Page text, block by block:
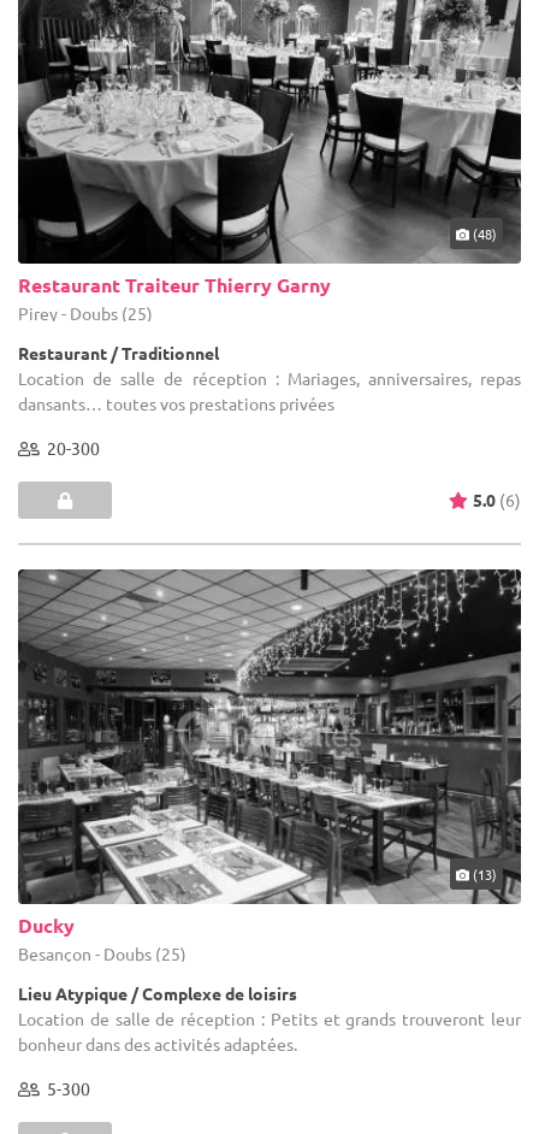
(48)
Restaurant Traiteur Thierry Garny
Pirey - Doubs (25)
Restaurant / Traditionnel
Location de salle de réception : Mariages, anniversaires, repas
dansants… toutes vos prestations privées
20-300
5.0 (6)
(13)
Ducky
Besançon - Doubs (25)
Lieu Atypique / Complexe de loisirs
Location de salle de réception : Petits et grands trouveront leur
bonheur dans des activités adaptées.
5-300